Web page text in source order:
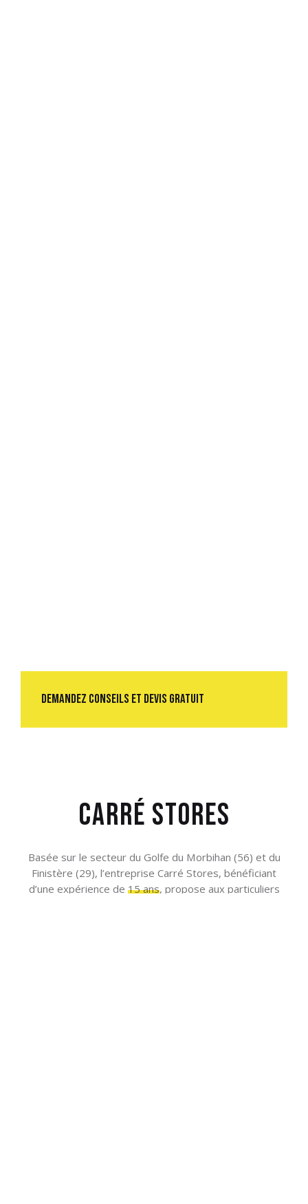
Demandez conseils et devis gratuit
Carré Stores
Basée sur le secteur du Golfe du Morbihan (56) et du
Finistère (29), l’entreprise Carré Stores, bénéficiant
d’une expérience de 15 ans, propose aux particuliers